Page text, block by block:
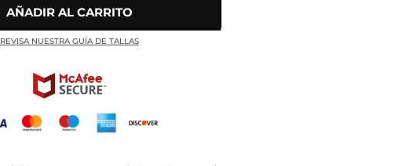
AÑADIR AL CARRITO
REVISA NUESTRA GUÍA DE TALLAS